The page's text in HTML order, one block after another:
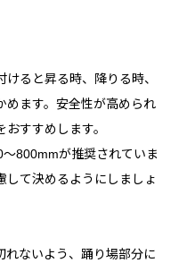
ると昇る時、降りる時、
めます。安全性が高められ
すすめします。
800mmが推奨されていま
して決めるようにしましょ
れないよう、踊り場部分に